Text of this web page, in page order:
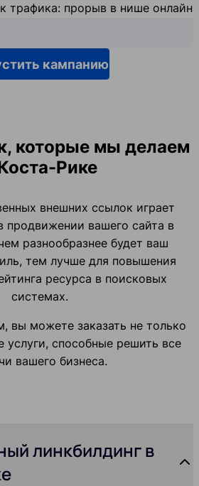
трафика: прорыв в нише
кампанию
которые мы делаем
Рике
внешних ссылок играет
продвижении вашего сайта в
разнообразнее будет ваш
тем лучше для повышения
ресурса в поисковых
системах.
вы можете заказать не только
услуги, способные решить все
вашего бизнеса.
линкбилдинг в